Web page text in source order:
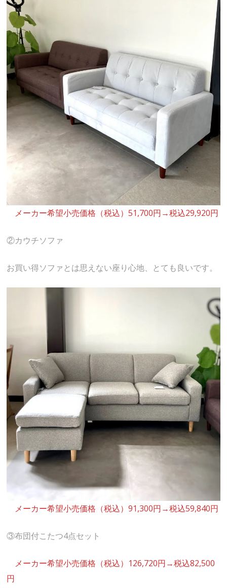
メーカー希望小売価格（税込）51,700円→税込29,920円
②カウチソファ
お買い得ソファとは思えない座り心地、とても良いです。
メーカー希望小売価格（税込）91,300円→税込59,840円
③布団付こたつ4点セット
メーカー希望小売価格（税込）126,720円→税込82,500
円